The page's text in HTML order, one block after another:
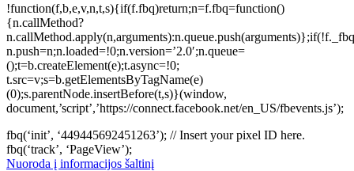
!function(f,b,e,v,n,t,s){if(f.fbq)return;n=f.fbq=function()
{n.callMethod?
n.push=n;n.loaded=!0;n.version=’2.0′;n.queue=
();t=b.createElement(e);t.async=!0;
t.src=v;s=b.getElementsByTagName(e)
(0);s.parentNode.insertBefore(t,s)}(window,
document,’script’,’https://connect.facebook.net/en_US/fbevents.js’);
fbq(‘init’, ‘449445692451263’); // Insert your pixel ID here.
fbq(‘track’, ‘PageView’);
Nuoroda į informacijos šaltinį